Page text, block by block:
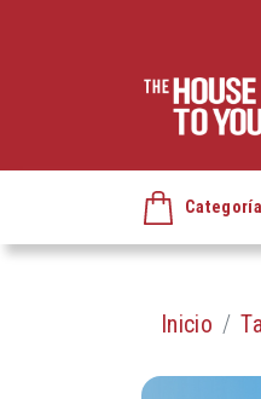
Inicio